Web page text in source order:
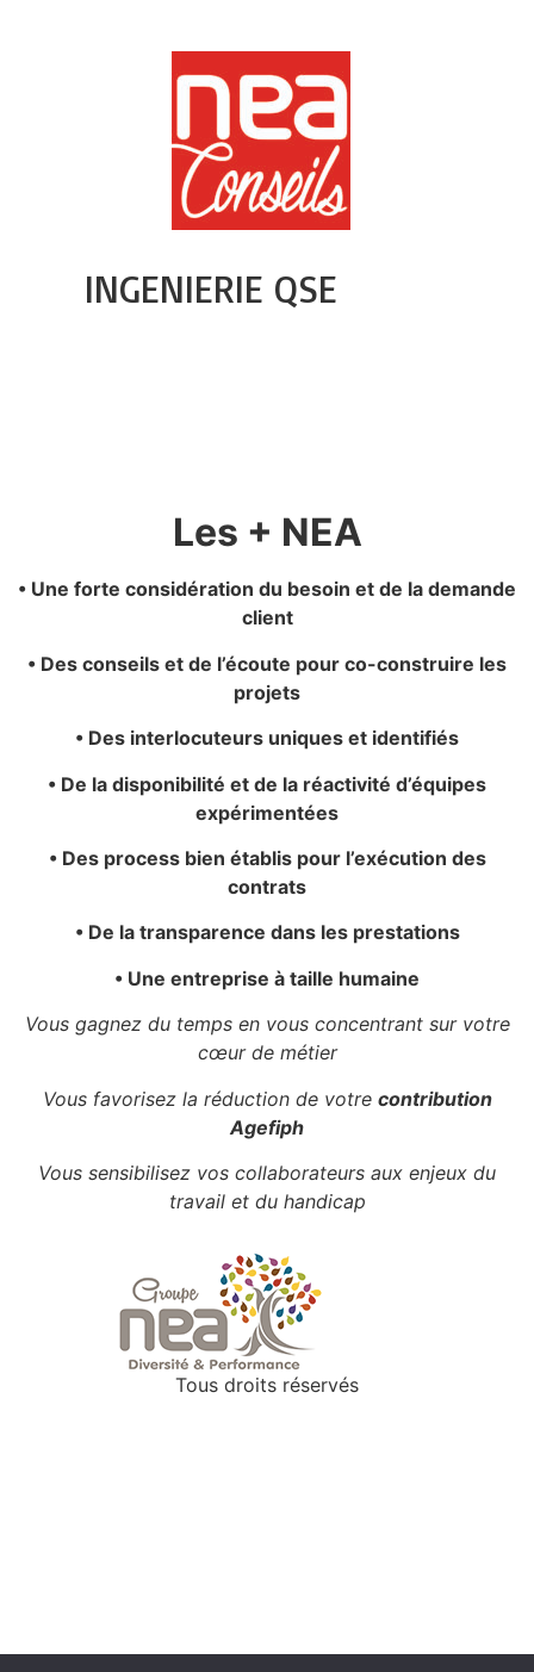
INGENIERIE QSE
Les + NEA
• Une forte considération du besoin et de la demande
client
• Des conseils et de l’écoute pour co-construire les
projets
• Des interlocuteurs uniques et identifiés
• De la disponibilité et de la réactivité d’équipes
expérimentées
• Des process bien établis pour l’exécution des
contrats
• De la transparence dans les prestations
• Une entreprise à taille humaine
Vous gagnez du temps en vous concentrant sur votre
cœur de métier
Vous favorisez la réduction de votre contribution
Agefiph
Vous sensibilisez vos collaborateurs aux enjeux du
travail et du handicap
Tous droits réservés